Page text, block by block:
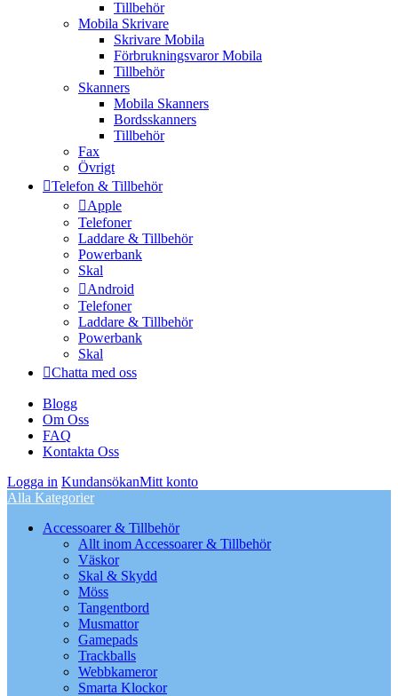
Tillbehör
Mobila Skrivare
Skrivare Mobila
Förbrukningsvaror Mobila
Tillbehör
Skanners
Mobila Skanners
Bordsskanners
Tillbehör
Fax
Övrigt
Telefon & Tillbehör
Apple
Telefoner
Laddare & Tillbehör
Powerbank
Skal
Android
Telefoner
Laddare & Tillbehör
Powerbank
Skal
Chatta med oss
Blogg
Om Oss
FAQ
Kontakta Oss
Logga in KundansökanMitt konto
Alla Kategorier
Accessoarer & Tillbehör
Allt inom Accessoarer & Tillbehör
Väskor
Skal & Skydd
Möss
Tangentbord
Musmattor
Gamepads
Trackballs
Webbkameror
Smarta Klockor